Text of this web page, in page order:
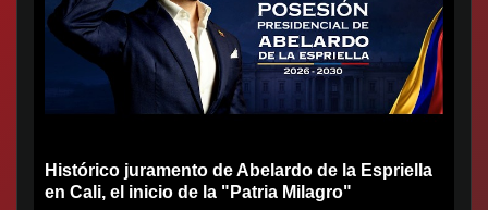
Histórico juramento de Abelardo de la Espriella
en Cali, el inicio de la "Patria Milagro"